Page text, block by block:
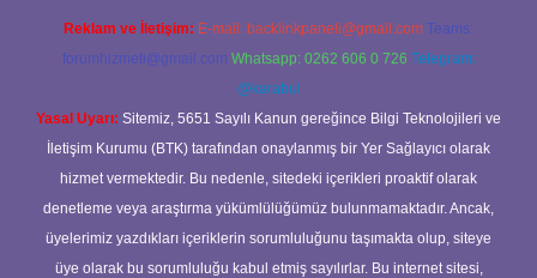
Reklam ve İletişim: E-mail: backlinkpaneli@gmail.com Teams:
forumhizmeti@gmail.com Whatsapp: 0262 606 0 726 Telegram:
@karabul
Yasal Uyarı: Sitemiz, 5651 Sayılı Kanun gereğince Bilgi Teknolojileri ve
İletişim Kurumu (BTK) tarafından onaylanmış bir Yer Sağlayıcı olarak
hizmet vermektedir. Bu nedenle, sitedeki içerikleri proaktif olarak
denetleme veya araştırma yükümlülüğümüz bulunmamaktadır. Ancak,
üyelerimiz yazdıkları içeriklerin sorumluluğunu taşımakta olup, siteye
üye olarak bu sorumluluğu kabul etmiş sayılırlar. Bu internet sitesi,